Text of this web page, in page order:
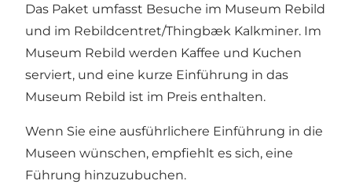
Das Paket umfasst Besuche im Museum Rebild
und im Rebildcentret/Thingbæk Kalkminer. Im
Museum Rebild werden Kaffee und Kuchen
serviert, und eine kurze Einführung in das
Museum Rebild ist im Preis enthalten.
Wenn Sie eine ausführlichere Einführung in die
Museen wünschen, empfiehlt es sich, eine
Führung hinzuzubuchen.